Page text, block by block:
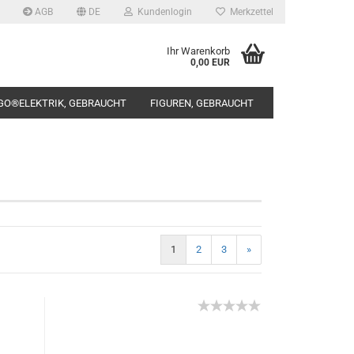
AGB DE Kundenlogin Merkzettel
Ihr Warenkorb
0,00 EUR
GEBRAUCHT FIGUREN, GEBRAUCHT
1 2 3 »